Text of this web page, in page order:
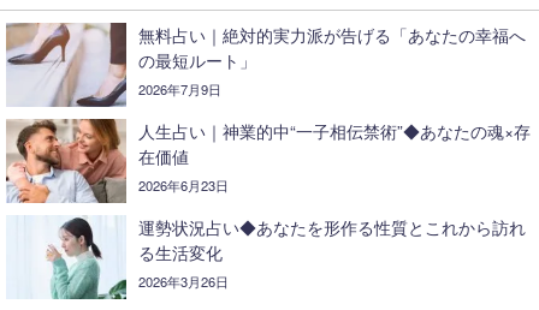
無料占い｜絶対的実力派が告げる「あなたの幸福へ
の最短ルート」
2026年7月9日
人生占い｜神業的中“一子相伝禁術”◆あなたの魂×存
在価値
2026年6月23日
運勢状況占い◆あなたを形作る性質とこれから訪れ
る生活変化
2026年3月26日